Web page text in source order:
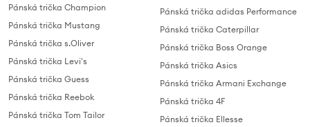
Pánská trička Champion
Pánská trička Mustang
Pánská trička s.Oliver
Pánská trička Levi's
Pánská trička Guess
Pánská trička Reebok
Pánská trička Tom Tailor
Pánská trička adidas Performance
Pánská trička Caterpillar
Pánská trička Boss Orange
Pánská trička Asics
Pánská trička Armani Exchange
Pánská trička 4F
Pánská trička Ellesse